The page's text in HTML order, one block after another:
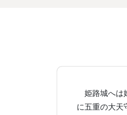
姫路城へは
に五重の大天